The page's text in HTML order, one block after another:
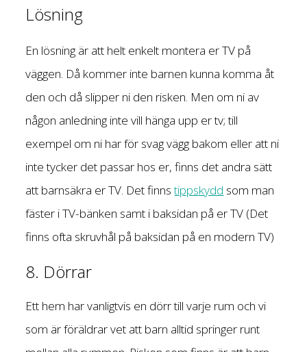
Lösning
En lösning är att helt enkelt montera er TV på
väggen. Då kommer inte barnen kunna komma åt
den och då slipper ni den risken. Men om ni av
någon anledning inte vill hänga upp er tv; till
exempel om ni har för svag vägg bakom eller att ni
inte tycker det passar hos er, finns det andra sätt
att barnsäkra er TV. Det finnstippskydd som man
fäster i TV-bänken samt i baksidan på er TV (Det
finns ofta skruvhål på baksidan på en modern TV)
8. Dörrar
Ett hem har vanligtvis en dörr till varje rum och vi
som är föräldrar vet att barn alltid springer runt